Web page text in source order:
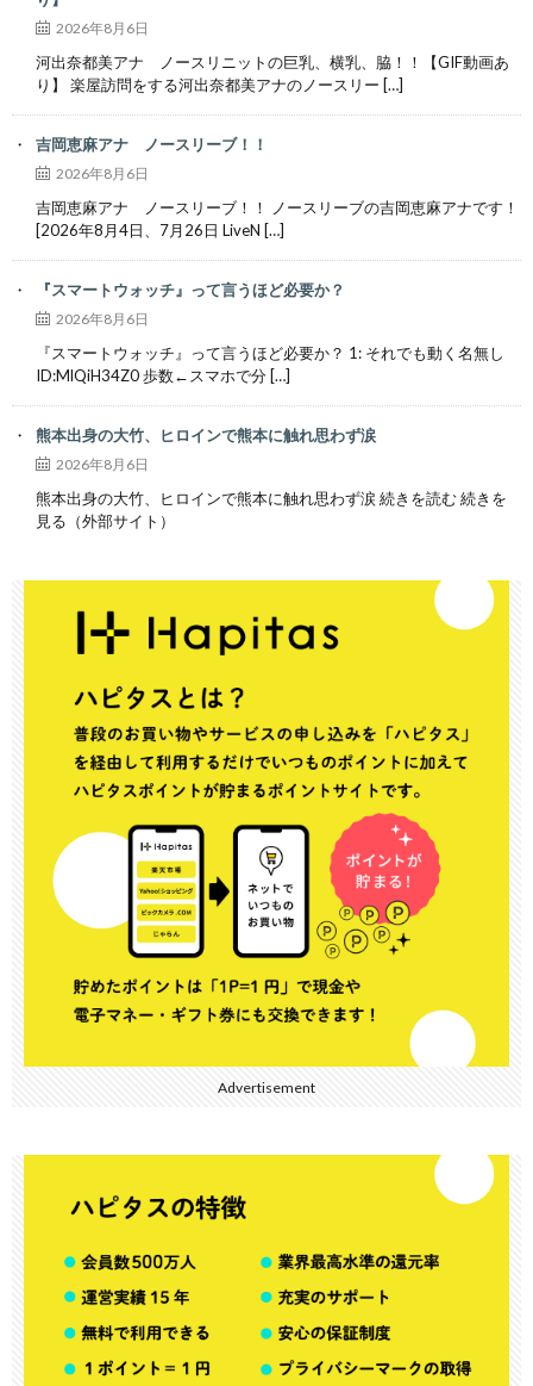
2026年8月6日
河出奈都美アナ ノースリニットの巨乳、横乳、脇！！【GIF動画あ
り】 楽屋訪問をする河出奈都美アナのノースリー […]
吉岡恵麻アナ ノースリーブ！！
2026年8月6日
吉岡恵麻アナ ノースリーブ！！ ノースリーブの吉岡恵麻アナです！
[2026年8月4日、7月26日 LiveN […]
『スマートウォッチ』って言うほど必要か？
2026年8月6日
『スマートウォッチ』って言うほど必要か？ 1: それでも動く名無し
ID:MlQiH34Z0 歩数←スマホで分 […]
熊本出身の大竹、ヒロインで熊本に触れ思わず涙
2026年8月6日
熊本出身の大竹、ヒロインで熊本に触れ思わず涙 続きを読む 続きを
見る（外部サイト）
Advertisement